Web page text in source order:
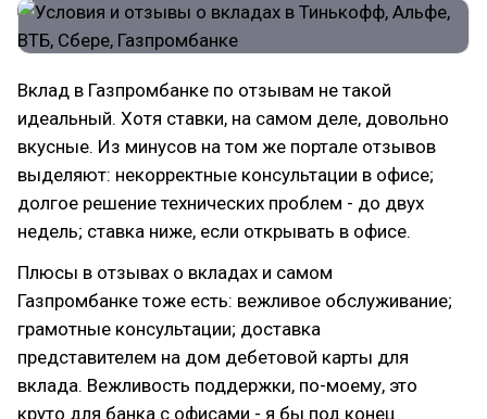
Вклад в Газпромбанке по отзывам не такой
идеальный. Хотя ставки, на самом деле, довольно
вкусные. Из минусов на том же портале отзывов
выделяют: некорректные консультации в офисе;
долгое решение технических проблем - до двух
недель; ставка ниже, если открывать в офисе.
Плюсы в отзывах о вкладах и самом
Газпромбанке тоже есть: вежливое обслуживание;
грамотные консультации; доставка
представителем на дом дебетовой карты для
вклада. Вежливость поддержки, по-моему, это
круто для банка с офисами - я бы под конец